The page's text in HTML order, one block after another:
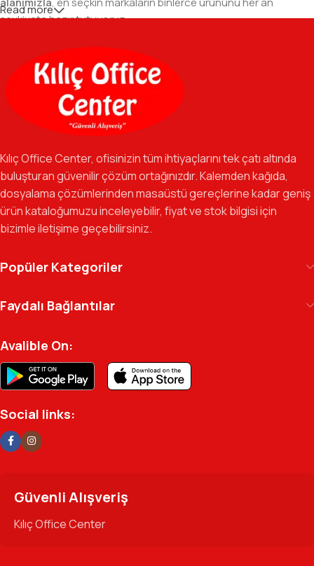
sevkiyata hazır tutuyoruz.
Geniş Ürün Yelpazesi:Temel kırtasiye malzemelerinden teknik
ofis gereçlerine kadar, iş hayatınızda ihtiyaç duyduğunuz her
şeyi tek bir çatı altında, en uygun fiyat avantajlarıyla bulmanızı
sağlıyoruz.
Özverili Takım Ruhu:İşini tutkuyla yapan, güler yüzlü ve çözüm
güvenilir bir yol arkadaşı olmayı hedefliyoruz.
Gelecek Vizyonu:Kurumsal kimliğimizi yeni iş birlikleri ve global
markalarla güçlendirerek, Türkiye genelinde müşteri ağımızı her
geçen gün büyütmeye devam ediyoruz.
Kılıç Office Center
arşivinizdeki dosyaya kadar her detayda yanınızda.
Ofisinizin enerjisini ve verimliliğini artırmak için
profesyonel kadromuzla hizmetinizdeyiz.
Read more
Kılıç Office Center, ofisinizin tüm ihtiyaçlarını tek çatı altında
buluşturan güvenilir çözüm ortağınızdır. Kalemden kağıda,
dosyalama çözümlerinden masaüstü gereçlerine kadar geniş
ürün kataloğumuzu inceleyebilir, fiyat ve stok bilgisi için
bizimle iletişime geçebilirsiniz.
Popüler Kategoriler
Faydalı Bağlantılar
Avalible On:
Social links:
Güvenli Alışveriş
Kılıç Office Center